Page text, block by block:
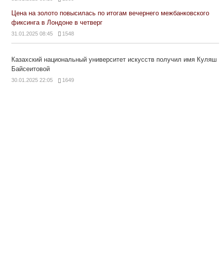
Цена на золото повысилась по итогам вечернего межбанковского
фиксинга в Лондоне в четверг
31.01.2025 08:45 1548
Казахский национальный университет искусств получил имя Куляш
Байсеитовой
30.01.2025 22:05 1649